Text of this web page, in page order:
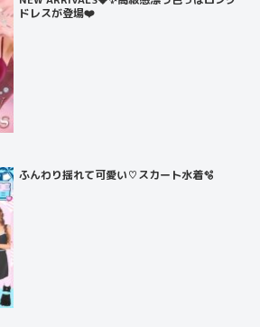
ドレスが登場❤️
ふんわり揺れて可愛い♡スカート水着🫧